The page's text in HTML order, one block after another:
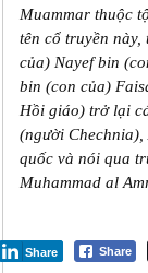
Muammar thuộc
tên cổ truyền
của) Nayef bin
bin (con của)
Hồi giáo) trở lại
(người
quốc và nói qua
Muhammad al
Share
Share